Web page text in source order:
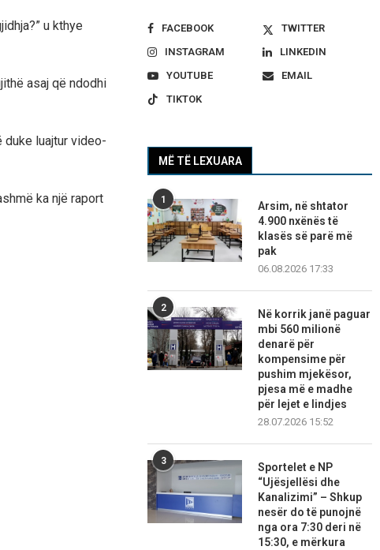
u kthye
asaj që ndodhi
duke luajtur video-
ka një raport
FACEBOOK
TWITTER
INSTAGRAM
LINKEDIN
YOUTUBE
EMAIL
TIKTOK
MË TË LEXUARA
1
Arsim, në shtator
4.900 nxënës të
klasës së parë më
pak
06.08.2026 17:33
2
Në korrik janë paguar
mbi 560 milionë
denarë për
kompensime për
pushim mjekësor,
pjesa më e madhe
për lejet e lindjes
28.07.2026 15:52
3
Sportelet e NP
“Ujësjellësi dhe
Kanalizimi” – Shkup
nesër do të punojnë
nga ora 7:30 deri në
15:30, e mërkura